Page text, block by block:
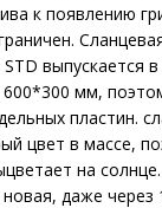
к появлению
выпускается
мм,
пластин.
цвет в массе,
на
даже через